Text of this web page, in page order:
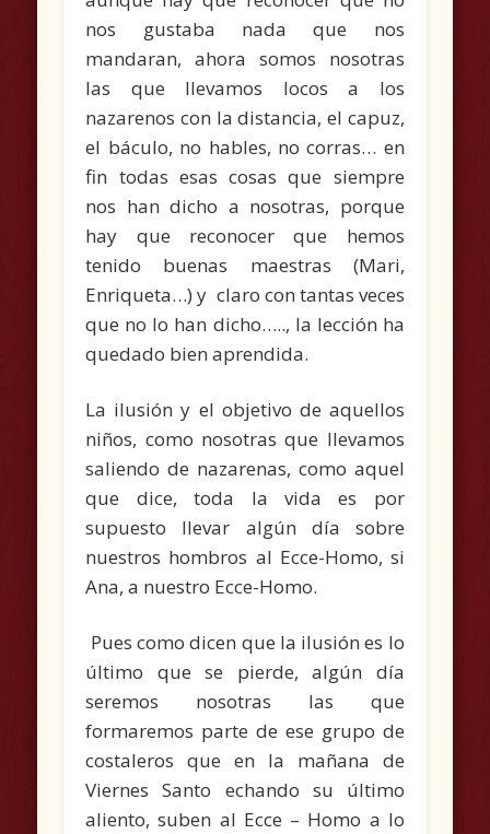
nos gustaba nada que nos
mandaran, ahora somos nosotras
las que llevamos locos a los
nazarenos con la distancia, el capuz,
el báculo, no hables, no corras… en
fin todas esas cosas que siempre
nos han dicho a nosotras, porque
hay que reconocer que hemos
tenido buenas maestras (Mari,
Enriqueta…) y claro con tantas veces
que no lo han dicho….., la lección ha
quedado bien aprendida.
La ilusión y el objetivo de aquellos
niños, como nosotras que llevamos
saliendo de nazarenas, como aquel
que dice, toda la vida es por
supuesto llevar algún día sobre
nuestros hombros al Ecce-Homo, si
Ana, a nuestro Ecce-Homo.
Pues como dicen que la ilusión es lo
último que se pierde, algún día
seremos nosotras las que
formaremos parte de ese grupo de
costaleros que en la mañana de
Viernes Santo echando su último
aliento, suben al Ecce – Homo a lo